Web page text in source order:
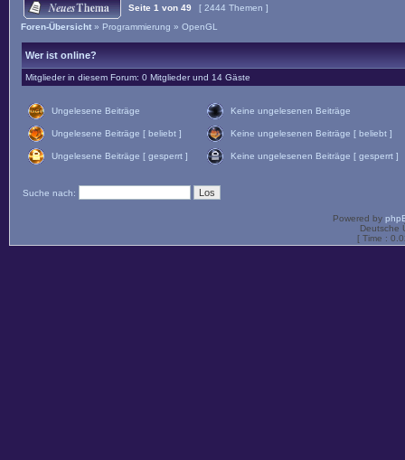
Seite 1 von 49
[ 2444 Themen ]
Foren-Übersicht » Programmierung » OpenGL
Wer ist online?
Mitglieder in diesem Forum: 0 Mitglieder und 14 Gäste
Ungelesene Beiträge Keine ungelesenen Beiträge
Ungelesene Beiträge [ beliebt ] Keine ungelesenen Beiträge [ beliebt ]
Ungelesene Beiträge [ gesperrt ] Keine ungelesenen Beiträge [ gesperrt ]
Suche nach:
Powered by
Deutsche
[ Time :